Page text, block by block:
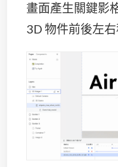
畫面產生關鍵影
3D 物件前後左右